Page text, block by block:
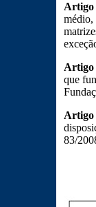
Artigo
médio,
Artigo
que
Artigo
83/